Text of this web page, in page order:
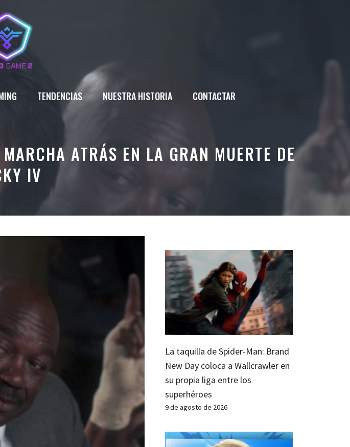
TENDENCIAS NUESTRA HISTORIA CONTACTAR
ATRÁS EN LA GRAN MUERTE DE
IV
La taquilla de Spider-Man: Brand
New Day coloca a Wallcrawler en
su propia liga entre los
superhéroes
9 de agosto de 2026